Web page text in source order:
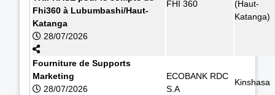
Fhi360 à Lubumbashi/Haut-
Katanga
28/07/2026
FHI 360
(Haut-
Katanga)
Fourniture de Supports
Marketing
28/07/2026
ECOBANK RDC
S.A
Kinshasa